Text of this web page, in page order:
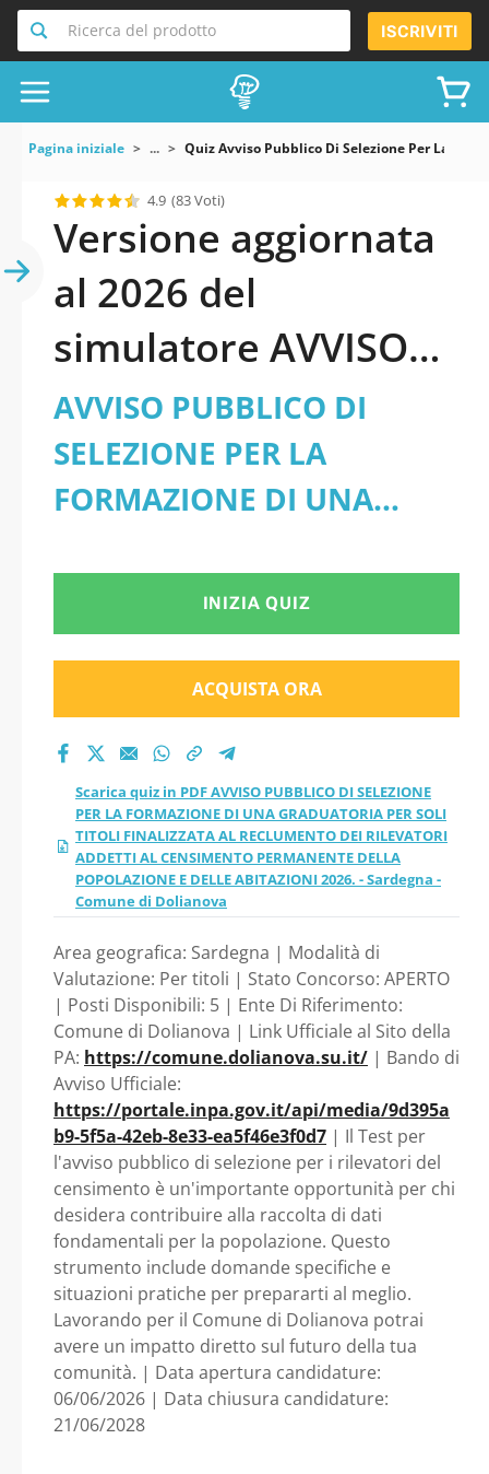
Ricerca del prodotto ISCRIVITI
Pagina iniziale ... Quiz Avviso Pubblico Di Selezione Per La
4.9 (83 Voti)
Versione aggiornata
al 2026 del
simulatore AVVISO
PUBBLICO DI
SELEZIONE PER LA
FORMAZIONE DI UNA
GRADUATORIA PER
SOLI TITOLI
FINALIZZATA AL
RECLUMENTO DEI
RILEVATORI ADDETTI
AL CENSIMENTO
PERMANENTE DELLA
POPOLAZIONE E
DELLE ABITAZIONI
2026. - Sardegna -
Comune di Dolianova
AVVISO PUBBLICO DI
SELEZIONE PER LA
FORMAZIONE DI UNA
TITOLI FINALIZZATA AL
RECLUMENTO DEI
RILEVATORI ADDETTI AL
CENSIMENTO
PERMANENTE DELLA
POPOLAZIONE E DELLE
ABITAZIONI 2026. -
Sardegna - Comune di
Dolianova
INIZIA QUIZ
ACQUISTA ORA
Scarica quiz in PDF AVVISO PUBBLICO DI SELEZIONE
PER LA FORMAZIONE DI UNA GRADUATORIA PER SOLI
TITOLI FINALIZZATA AL RECLUMENTO DEI RILEVATORI
ADDETTI AL CENSIMENTO PERMANENTE DELLA
POPOLAZIONE E DELLE ABITAZIONI 2026. - Sardegna -
Comune di Dolianova
Area geografica: Sardegna | Modalità di
Valutazione: Per titoli | Stato Concorso: APERTO
| Posti Disponibili: 5 | Ente Di Riferimento:
Comune di Dolianova | Link Ufficiale al Sito della
PA: https://comune.dolianova.su.it/ | Bando di
Avviso Ufficiale:
https://portale.inpa.gov.it/api/media/9d395a
b9-5f5a-42eb-8e33-ea5f46e3f0d7 | Il Test per
l'avviso pubblico di selezione per i rilevatori del
censimento è un'importante opportunità per chi
desidera contribuire alla raccolta di dati
fondamentali per la popolazione. Questo
strumento include domande specifiche e
situazioni pratiche per prepararti al meglio.
Lavorando per il Comune di Dolianova potrai
avere un impatto diretto sul futuro della tua
comunità. | Data apertura candidature:
06/06/2026 | Data chiusura candidature:
21/06/2028